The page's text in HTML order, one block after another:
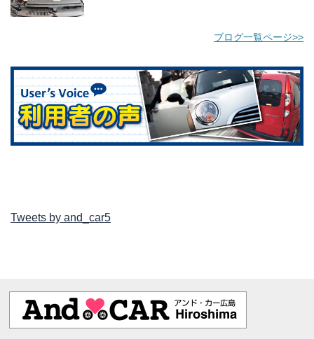
ブログ一覧ページ>>
Tweets by and_car5